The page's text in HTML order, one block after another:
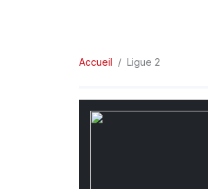
Accueil Ligue 2